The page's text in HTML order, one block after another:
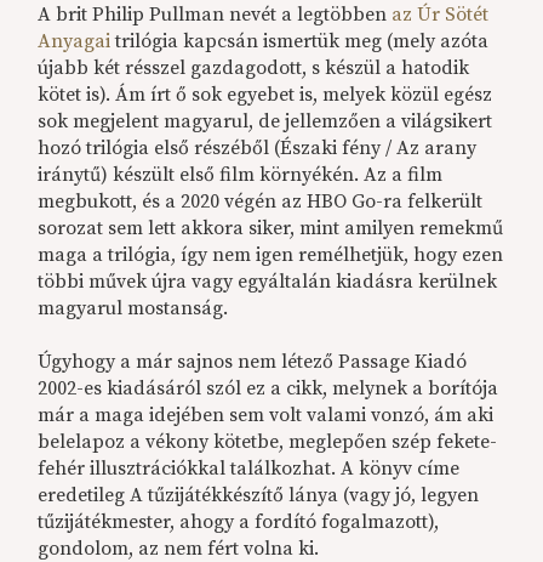
A brit Philip Pullman nevét a legtöbben az Úr Sötét
Anyagaitrilógia kapcsán ismertük meg (mely azóta
újabb két résszel gazdagodott, s készül a hatodik
kötet is). Ám írt ő sok egyebet is, melyek közül egész
sok megjelent magyarul, de jellemzően a világsikert
hozó trilógia első részéből (Északi fény / Az arany
iránytű) készült első film környékén. Az a film
megbukott, és a 2020 végén az HBO Go-ra felkerült
sorozat sem lett akkora siker, mint amilyen remekmű
maga a trilógia, így nem igen remélhetjük, hogy ezen
többi művek újra vagy egyáltalán kiadásra kerülnek
magyarul mostanság.
Úgyhogy a már sajnos nem létező Passage Kiadó
2002-es kiadásáról szól ez a cikk, melynek a borítója
már a maga idejében sem volt valami vonzó, ám aki
belelapoz a vékony kötetbe, meglepően szép fekete-
fehér illusztrációkkal találkozhat. A könyv címe
eredetileg A tűzijátékkészítő lánya (vagy jó, legyen
tűzijátékmester, ahogy a fordító fogalmazott),
gondolom, az nem fért volna ki.